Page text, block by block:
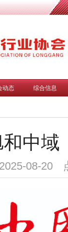
动态 综合信息
中域
08-20